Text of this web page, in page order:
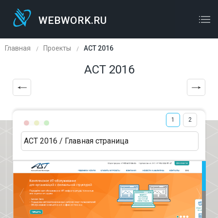
WEBWORK.RU
Главная Проекты АСТ 2016
АСТ 2016
1 2
АСТ 2016 / Главная страница